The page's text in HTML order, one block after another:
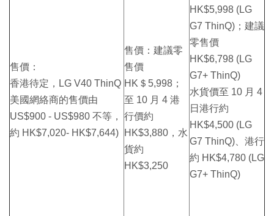
售價：
香港待定，LG V40 ThinQ
美國網絡商的售價由
US$900 - US$980 不等，
約 HK$7,020- HK$7,644)
售價：建議零
售價
HK＄5,998；
至 10 月 4 港
行價約
HK$3,880，水
貨約
HK$3,250
HK$5,998 (LG
G7 ThinQ)；建議
零售價
HK$6,798 (LG
G7+ ThinQ)
水貨價至 10 月 4
日港行約
HK$4,500 (LG
G7 ThinQ)、港行
約 HK$4,780 (LG
G7+ ThinQ)